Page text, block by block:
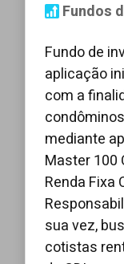
Fundos
Fundo de
aplicação
com a
mediante
Master 100
Renda Fixa
sua vez,
cotistas